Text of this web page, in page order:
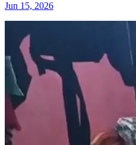
Jun 15, 2026